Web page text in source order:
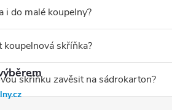
i do malé koupelny?
koupelnová skříňka?
mají zpravidla výšku
skříňku zavěsit na sádrokarton?
připravenou výztuhu – překližku